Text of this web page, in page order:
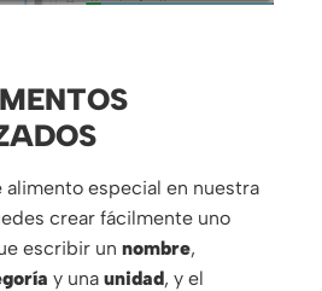
alimento especial en nuestra
crear fácilmente uno
escribir un nombre,
y una unidad, y el